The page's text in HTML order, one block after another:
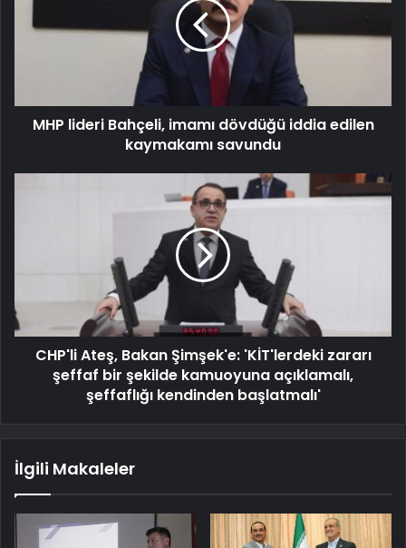
MHP lideri Bahçeli, imamı dövdüğü iddia edilen
kaymakamı savundu
CHP'li Ateş, Bakan Şimşek'e: 'KİT'lerdeki zararı
şeffaf bir şekilde kamuoyuna açıklamalı,
şeffaflığı kendinden başlatmalı'
İlgili Makaleler